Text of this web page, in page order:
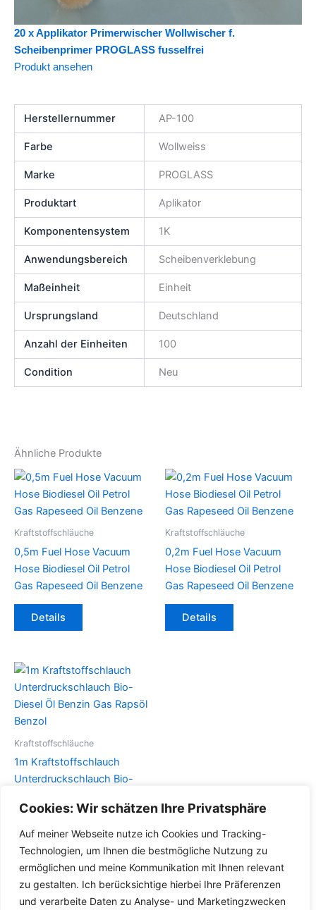
Cookies: Wir schätzen Ihre Privatsphäre
Auf meiner Webseite nutze ich Cookies und Tracking-
Technologien, um Ihnen die bestmögliche Nutzung zu
ermöglichen und meine Kommunikation mit Ihnen relevant
zu gestalten. Ich berücksichtige hierbei Ihre Präferenzen
und verarbeite Daten zu Analyse- und Marketingzwecken
20 x Applikator Primerwischer Wollwischer f.
Scheibenprimer PROGLASS fusselfrei
Produkt ansehen
Herstellernummer AP-100
Farbe Wollweiss
Marke PROGLASS
Produktart Aplikator
Komponentensystem 1K
Anwendungsbereich Scheibenverklebung
Maßeinheit Einheit
Ursprungsland Deutschland
Anzahl der Einheiten 100
Condition Neu
Ähnliche Produkte
Kraftstoffschläuche
0,5m Fuel Hose Vacuum
Hose Biodiesel Oil Petrol
Gas Rapeseed Oil Benzene
Details
Dieses
Varianten
auf.
Die
können
auf
der
gewählt
werden
Kraftstoffschläuche
0,2m Fuel Hose Vacuum
Hose Biodiesel Oil Petrol
Gas Rapeseed Oil Benzene
Details
Dieses
gewählt
werden
Kraftstoffschläuche
1m Kraftstoffschlauch
Unterdruckschlauch Bio-
Benzol
Details
Dieses
Produkt
weist
mehrere
Varianten